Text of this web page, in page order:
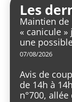
Les
Maintien de
« canicule »
une
07/08/2026
Avis de
de 14h à
n°700, allée